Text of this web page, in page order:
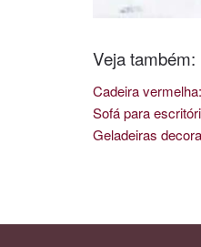
Veja também:
Cadeira
Sofá para
Geladeiras